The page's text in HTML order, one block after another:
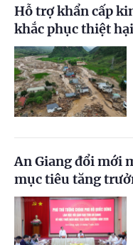
Hỗ trợ khẩn cấp
khắc phục thiệt
An Giang đổi mới
mục tiêu tăng